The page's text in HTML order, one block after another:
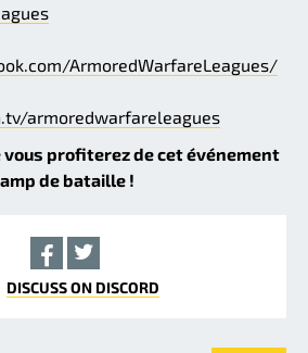
ArmoredWarfareLeagues/
armoredwarfareleagues
vous profiterez de cet événement
de bataille !
DISCUSS ON DISCORD